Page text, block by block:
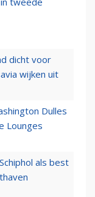
dicht voor
wijken uit
Dulles
Lounges
als best